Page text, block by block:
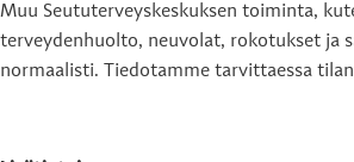
Muu Seututerveyskeskuksen toiminta,
terveydenhuolto, neuvolat, rokotukset ja
normaalisti. Tiedotamme tarvittaessa